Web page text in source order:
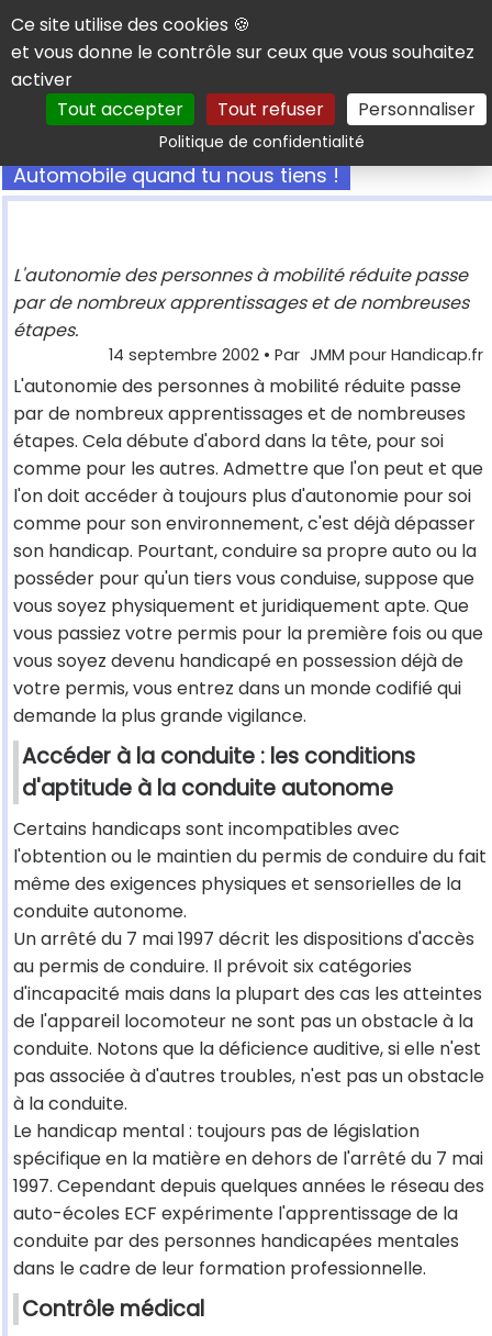
Panneau de gestion des cookies
Ce site utilise des cookies 🍪
et vous donne le contrôle sur ceux que vous souhaitez
activer
Tout accepter
Tout refuser Personnaliser
Politique de confidentialitéRechercher
Automobile quand tu nous tiens !
L'autonomie des personnes à mobilité réduite passe
par de nombreux apprentissages et de nombreuses
étapes.
14 septembre 2002 • Par JMM pour Handicap.fr
L'autonomie des personnes à mobilité réduite passe
par de nombreux apprentissages et de nombreuses
étapes. Cela débute d'abord dans la tête, pour soi
comme pour les autres. Admettre que l'on peut et que
l'on doit accéder à toujours plus d'autonomie pour soi
comme pour son environnement, c'est déjà dépasser
son handicap. Pourtant, conduire sa propre auto ou la
posséder pour qu'un tiers vous conduise, suppose que
vous soyez physiquement et juridiquement apte. Que
vous passiez votre permis pour la première fois ou que
vous soyez devenu handicapé en possession déjà de
votre permis, vous entrez dans un monde codifié qui
demande la plus grande vigilance.
Accéder à la conduite : les conditions
d'aptitude à la conduite autonome
Certains handicaps sont incompatibles avec
l'obtention ou le maintien du permis de conduire du fait
même des exigences physiques et sensorielles de la
conduite autonome.
Un arrêté du 7 mai 1997 décrit les dispositions d'accès
au permis de conduire. Il prévoit six catégories
d'incapacité mais dans la plupart des cas les atteintes
de l'appareil locomoteur ne sont pas un obstacle à la
conduite. Notons que la déficience auditive, si elle n'est
pas associée à d'autres troubles, n'est pas un obstacle
à la conduite.
Le handicap mental : toujours pas de législation
spécifique en la matière en dehors de l'arrêté du 7 mai
1997. Cependant depuis quelques années le réseau des
auto-écoles ECF expérimente l'apprentissage de la
conduite par des personnes handicapées mentales
dans le cadre de leur formation professionnelle.
Contrôle médical